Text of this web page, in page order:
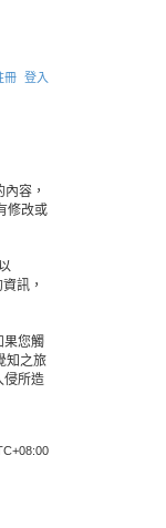
登入
冊
容，
修改或
訊，
果您觸
知之旅
侵所造